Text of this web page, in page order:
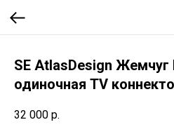
SE AtlasDesign Жемчуг
одиночная TV
32 000 р.